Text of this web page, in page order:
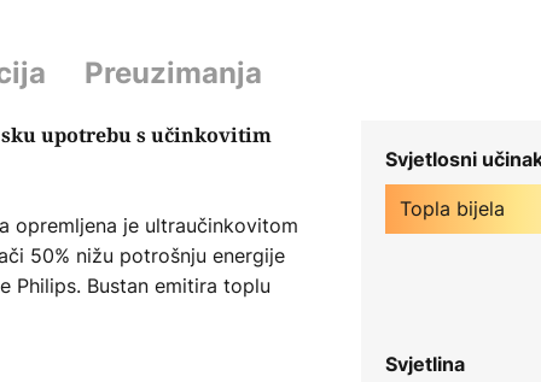
Preuzimanja
upotrebu s učinkovitim
opremljena je ultraučinkovitom
50% nižu potrošnju energije
Philips. Bustan emitira toplu
Svjetlosni
Topla bijela
Svjetlina